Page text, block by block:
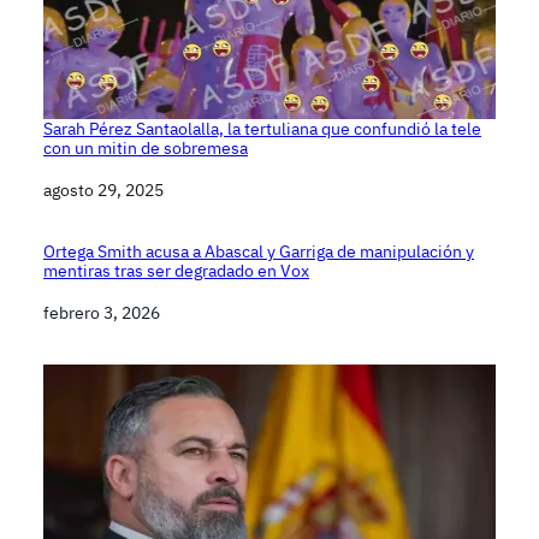
Sarah Pérez Santaolalla, la tertuliana que confundió la tele
con un mitin de sobremesa
Fecha
agosto 29, 2025
Ortega Smith acusa a Abascal y Garriga de manipulación y
mentiras tras ser degradado en Vox
Fecha
febrero 3, 2026